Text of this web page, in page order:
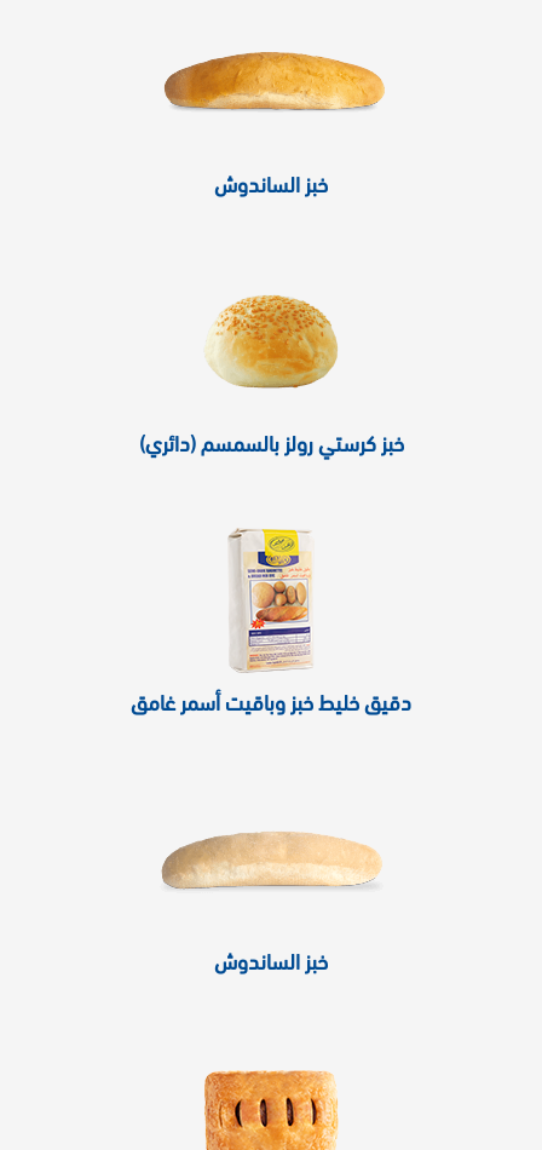
خبز الساندوش
خبز كرستي رولز بالسمسم (دائري)
دقيق خليط خبز وباقيت أسمر غامق
خبز الساندوش